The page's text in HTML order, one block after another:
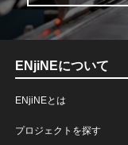
ENjiNEについて
ENjiNEとは
プロジェクトを探す